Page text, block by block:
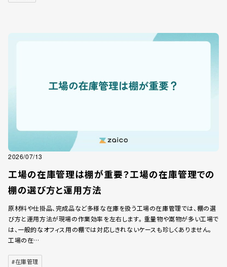
2026/07/13
工場の在庫管理は棚が重要？工場の在庫管理での
棚の選び方と運用方法
原材料や仕掛品、完成品など多様な在庫を扱う工場の在庫管理では、棚の選
び方と運用方法が現場の作業効率を左右します。 重量物や嵩物が多い工場で
は、一般的なオフィス用の棚では対応しきれないケースも珍しくありません。
工場の在…
#在庫管理